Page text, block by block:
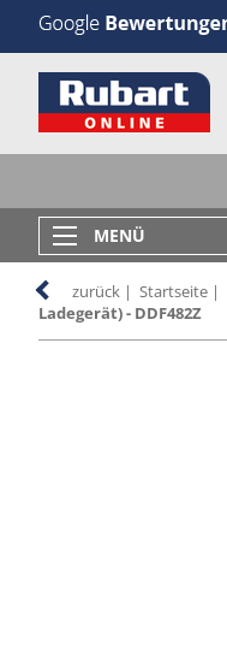
MENÜ
zurück | Startseite |
Ladegerät) - DDF482Z